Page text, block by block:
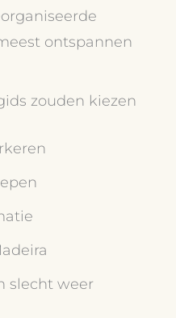
ontspannen
zouden kiezen
slecht weer